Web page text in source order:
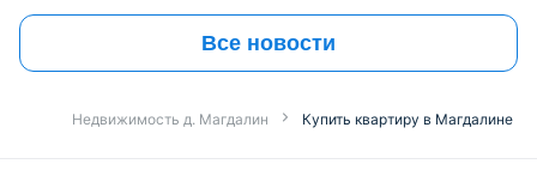
Все новости
Недвижимость д. Магдалин Купить квартиру в Магдалине